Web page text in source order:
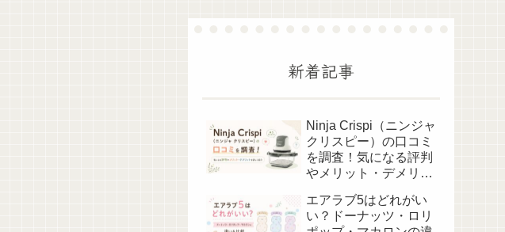
新着記事
Ninja Crispi（ニンジャ
クリスピー）の口コミ
を調査！気になる評判
やメリット・デメリッ
エアラブ5はどれがい
い？ドーナッツ・ロリ